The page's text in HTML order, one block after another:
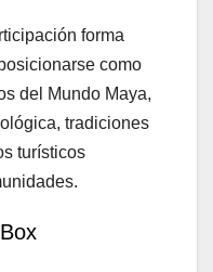
forma
como
del Mundo Maya,
tradiciones
turísticos